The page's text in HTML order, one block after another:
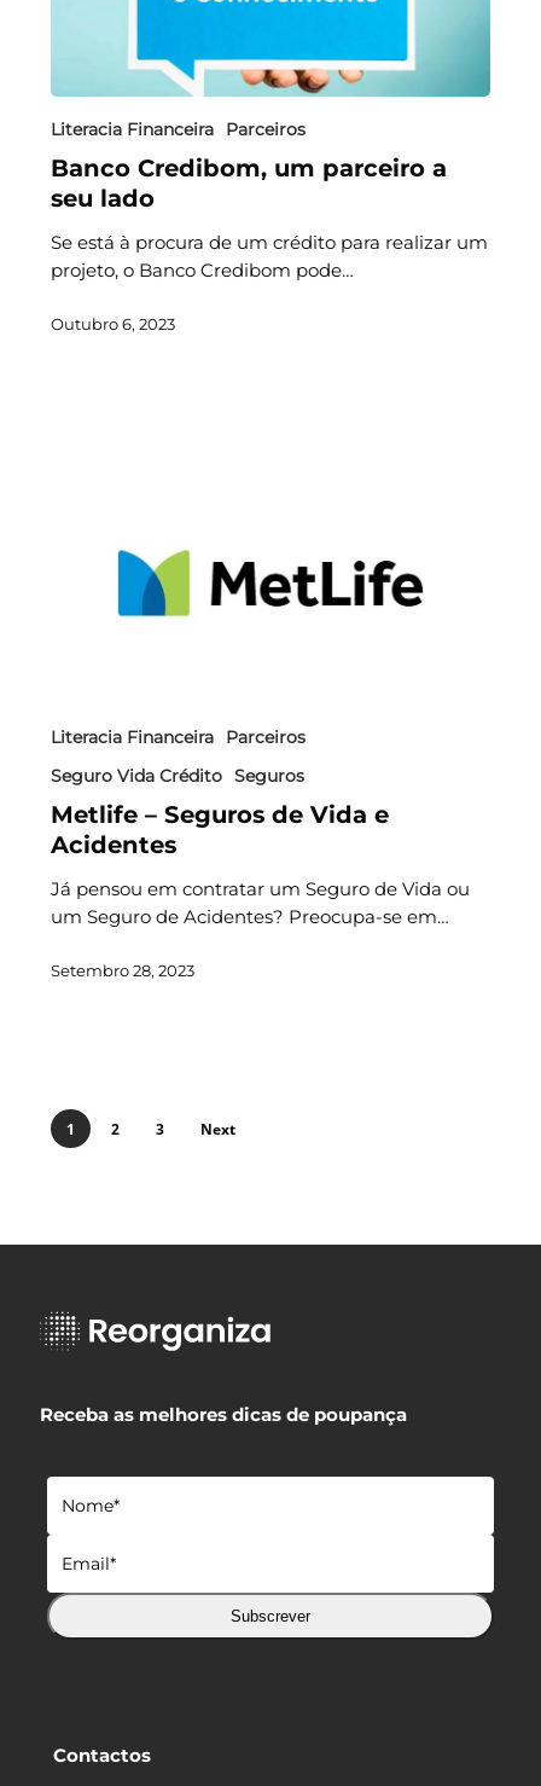
Literacia Financeira Parceiros
Banco Credibom, um parceiro a
seu lado
Se está à procura de um crédito para realizar um
projeto, o Banco Credibom pode…
Outubro 6, 2023
Literacia Financeira
Parceiros
Seguro Vida Crédito Seguros
Metlife – Seguros de Vida e
Acidentes
Já pensou em contratar um Seguro de Vida ou
um Seguro de Acidentes? Preocupa-se em…
Setembro 28, 2023
1 2 3 Next
Receba as melhores dicas de poupança
Subscrever
Contactos